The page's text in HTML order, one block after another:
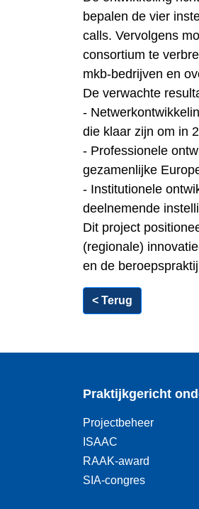
bepalen de vier
calls. Vervolgens
consortium te
mkb‑bedrijven en
De verwachte
-
die klaar zijn om in
- Professionele
gezamenlijke
- Institutionele
deelnemende
Dit project
(regionale)
en de
< Terug
Praktijkgericht
Projectbeheer
ISAAC
RAAK-award
SIA-congres